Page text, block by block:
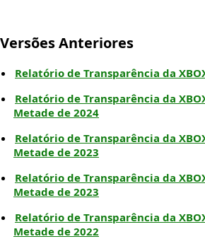
Versões Anteriores
Relatório de Transparência da
Relatório de Transparência da
Metade de 2024
Relatório de Transparência da
Metade de 2023
Relatório de Transparência da
Metade de 2023
Relatório de Transparência da
Metade de 2022